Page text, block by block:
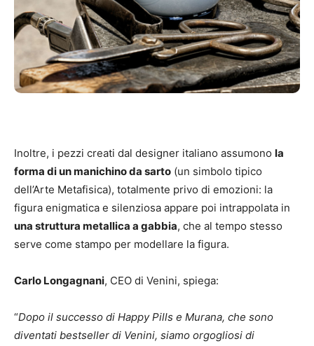
Inoltre, i pezzi creati dal designer italiano assumono la
forma di un manichino da sarto (un simbolo tipico
dell’Arte Metafisica), totalmente privo di emozioni: la
figura enigmatica e silenziosa appare poi intrappolata in
una struttura metallica a gabbia, che al tempo stesso
serve come stampo per modellare la figura.
Carlo Longagnani, CEO di Venini, spiega:
“Dopo il successo di Happy Pills e Murana, che sono
diventati bestseller di Venini, siamo orgogliosi di